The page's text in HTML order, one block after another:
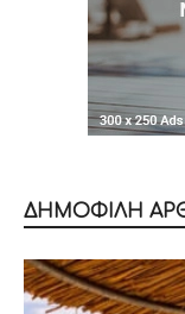
ΔΗΜΟΦΙΛΗ